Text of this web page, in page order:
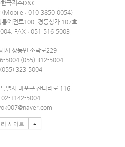
한국지수D&C
(Mobile : 010-3850-0054)
룡예전로100, 경동상가 107호
FAX : 051-516-5003
시 상동면 소락로229
5004 (055) 312-5004
323-5004
별시 마포구 잔다리로 116
02-3142-5004
사이트